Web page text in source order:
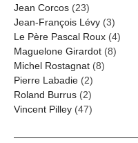
Jean Corcos (23)
Jean-François Lévy (3)
Le Père Pascal Roux (4)
Maguelone Girardot (8)
Michel Rostagnat (8)
Pierre Labadie (2)
Roland Burrus (2)
Vincent Pilley (47)